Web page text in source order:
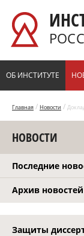
ОБ ИНСТИТУТЕ
Главная / Новости /
НОВОСТИ
Последние
Архив новостей
Защиты